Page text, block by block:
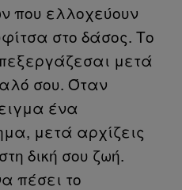
που ελλοχεύουν
στο δάσος. Το
μετά
σου. Όταν
ένα
μετά αρχίζεις
δική σου ζωή.
πέσει το